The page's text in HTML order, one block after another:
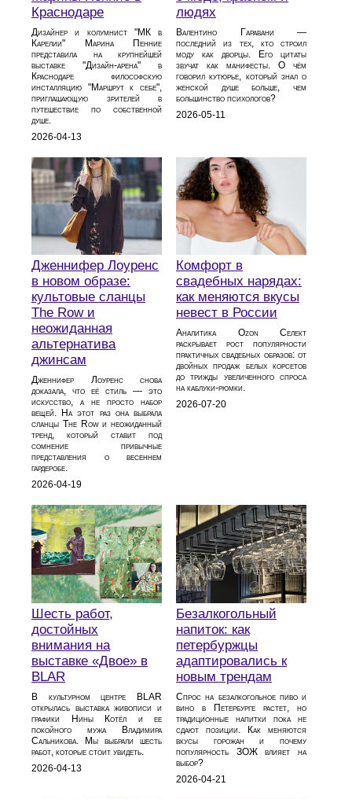
Краснодаре
Дизайнер и колумнист "МК в
Карелии" Марина Пенние
представила на крупнейшей
выставке "Дизайн-арена" в
Краснодаре философскую
инсталляцию "Маршрут к себе",
приглашающую зрителей в
путешествие по собственной
душе.
2026-04-13
людях
Валентино Гаравани —
последний из тех, кто строил
моду как дворцы. Его цитаты
звучат как манифесты. О чём
говорил кутюрье, который знал о
женской душе больше, чем
большинство психологов?
2026-05-11
Дженнифер Лоуренс
в новом образе:
культовые сланцы
The Row и
неожиданная
альтернатива
джинсам
Дженнифер Лоуренс снова
доказала, что её стиль — это
искусство, а не просто набор
вещей. На этот раз она выбрала
сланцы The Row и неожиданный
тренд, который ставит под
сомнение привычные
представления о весеннем
гардеробе.
2026-04-19
Комфорт в
свадебных нарядах:
как меняются вкусы
невест в России
Аналитика Ozon Селект
раскрывает рост популярности
практичных свадебных образов: от
двойных продаж белых корсетов
до трижды увеличенного спроса
на каблуки‑рюмки.
2026-07-20
Шесть работ,
достойных
внимания на
выставке «Двое» в
BLAR
В культурном центре BLAR
открылась выставка живописи и
графики Нины Котёл и ее
покойного мужа Владимира
Сальникова. Мы выбрали шесть
работ, которые стоит увидеть.
2026-04-13
Безалкогольный
напиток: как
петербуржцы
адаптировались к
новым трендам
Спрос на безалкогольное пиво и
вино в Петербурге растет, но
традиционные напитки пока не
сдают позиции. Как меняются
вкусы горожан и почему
популярность ЗОЖ влияет на
выбор?
2026-04-21